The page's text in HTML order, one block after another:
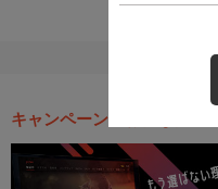
キャンペーン・お得な情報